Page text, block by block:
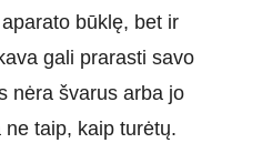
būklę, bet ir
gali prarasti savo
nėra švarus arba jo
taip, kaip turėtų.